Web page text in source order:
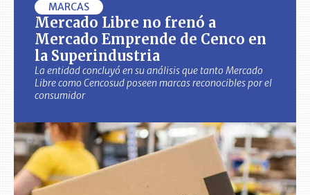
MARCAS
Mercado Libre no frenó a
Mercado Emprende de Cenco en
la Superindustria
La entidad concluyó en su análisis que tanto Mercado
Libre como Cencosud poseen marcas reconocibles por el
consumidor